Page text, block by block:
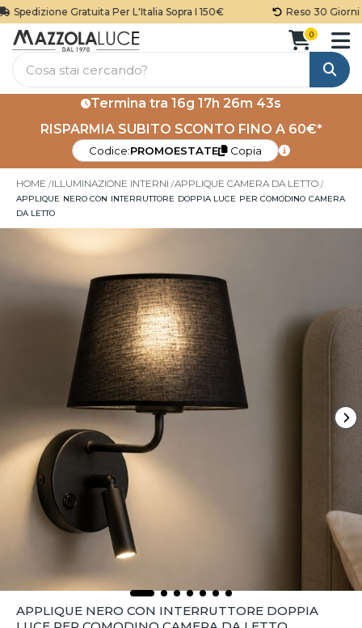
Spedizione Gratuita Per L'Italia Sopra I 150€ Reso 30 Giorni
Cerca
0
Termina tra 16g 17h 26m 43s
RISPARMIA SUBITO SCONTO FINO A 60€*
Codice:PROMOESTATE Copia
HOME ILLUMINAZIONE INTERNI APPLIQUE CAMERA DA LETTO
APPLIQUE NERO CON INTERRUTTORE DOPPIA LUCE PER COMODINO CAMERA
DA LETTO
APPLIQUE NERO CON INTERRUTTORE DOPPIA